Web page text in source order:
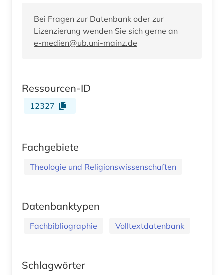
Bei Fragen zur Datenbank oder zur
Lizenzierung wenden Sie sich gerne an
e-medien@ub.uni-mainz.de
Ressourcen-ID
12327
Fachgebiete
Theologie und Religionswissenschaften
Datenbanktypen
Fachbibliographie Volltextdatenbank
Schlagwörter